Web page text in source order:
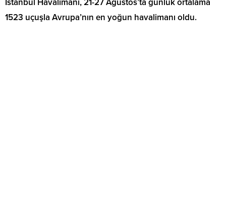
İstanbul Havalimanı, 21-27 Ağustos’ta günlük ortalama
1523 uçuşla Avrupa’nın en yoğun havalimanı oldu.